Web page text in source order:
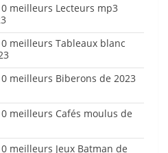
meilleurs Lecteurs mp3
meilleurs Tableaux blanc
meilleurs Biberons de 2023
meilleurs Cafés moulus de
meilleurs Jeux Batman de